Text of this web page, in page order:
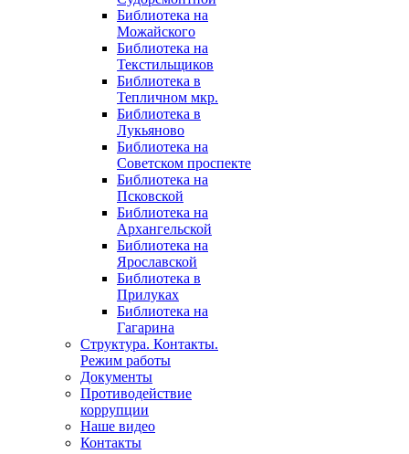
Библиотека на
Можайского
Библиотека на
Текстильщиков
Библиотека в
Тепличном мкр.
Библиотека в
Лукьяново
Библиотека на
Советском проспекте
Библиотека на
Псковской
Библиотека на
Архангельской
Библиотека на
Ярославской
Библиотека в
Прилуках
Библиотека на
Гагарина
Структура. Контакты.
Режим работы
Документы
Противодействие
коррупции
Наше видео
Контакты